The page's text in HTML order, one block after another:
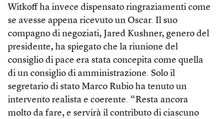
Witkoff ha invece dispensato ringraziamenti come
se avesse appena ricevuto un Oscar. Il suo
compagno di negoziati, Jared Kushner, genero del
presidente, ha spiegato che la riunione del
consiglio di pace era stata concepita come quella
di un consiglio di amministrazione. Solo il
segretario di stato Marco Rubio ha tenuto un
intervento realista e coerente. “Resta ancora
molto da fare, e servirà il contributo di ciascuno